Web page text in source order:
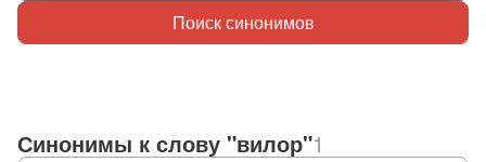
Поиск синонимов
Синонимы к слову "вилор"1